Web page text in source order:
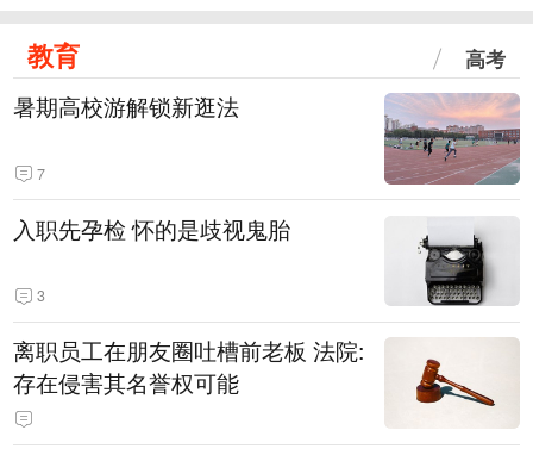
教育 高考
暑期高校游解锁新逛法
7
入职先孕检 怀的是歧视鬼胎
3
离职员工在朋友圈吐槽前老板 法院:
存在侵害其名誉权可能